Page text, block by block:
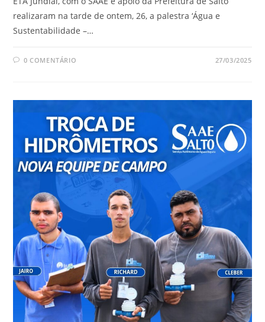
realizaram na tarde de ontem, 26, a palestra ‘Água e
Sustentabilidade –…
0 COMENTÁRIO 27/03/2025